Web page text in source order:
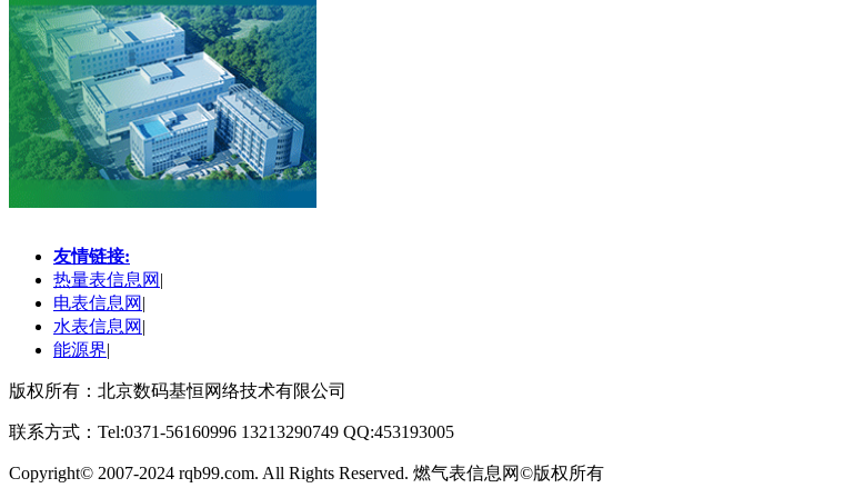
友情链接:
热量表信息网 |
电表信息网 |
水表信息网 |
能源界|
版权所有：北京数码基恒网络技术有限公司
联系方式：Tel:0371-56160996 13213290749 QQ:453193005
Copyright© 2007-2024 rqb99.com. All Rights Reserved. 燃气表信息网©版权所有